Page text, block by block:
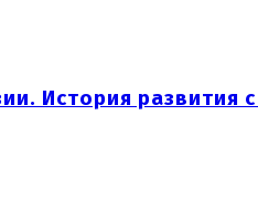
История развития с